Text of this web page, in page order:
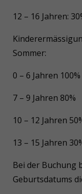
12 – 16 Jahren:
Sommer:
0 – 6 Jahren 100%
7 – 9 Jahren 80%
10 – 12 Jahren
13 – 15 Jahren
Bei der Buchung
Geburtsdatums